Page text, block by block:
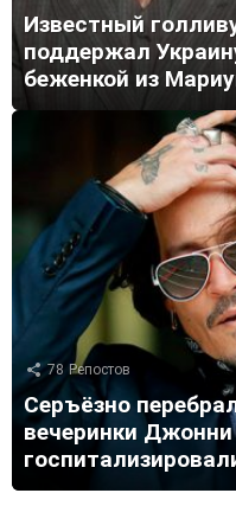
Известный
поддержал
беженкой из
78 Репостов
Серъёзно
вечеринки